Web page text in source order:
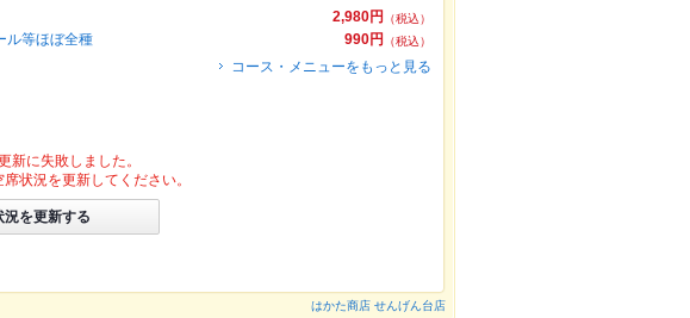
2,980円
（税込）
990円
（税込）
ル等ほぼ全種
コース・メニューをもっと見る
新に失敗しました。
状況を更新してください。
況を更新する
はかた商店 せんげん台店